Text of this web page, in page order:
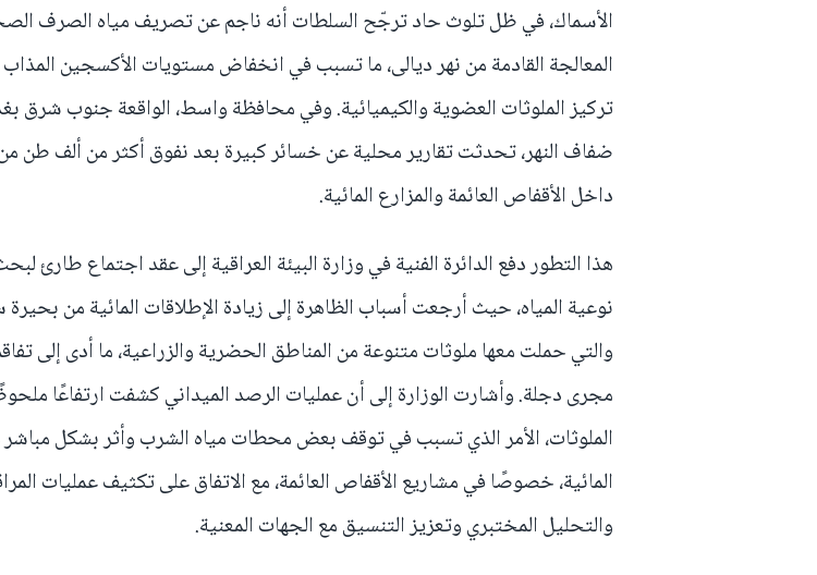
الأسماك، في ظل تلوث حاد ترجّح السلطات أنه ناجم عن تصريف مياه الصرف
المعالجة القادمة من نهر ديالى، ما تسبب في انخفاض مستويات الأكسجين المذاب
تركيز الملوثات العضوية والكيميائية. وفي محافظة واسط، الواقعة جنوب شرق
ضفاف النهر، تحدثت تقارير محلية عن خسائر كبيرة بعد نفوق أكثر من ألف طن
داخل الأقفاص العائمة والمزارع المائية.
هذا التطور دفع الدائرة الفنية في وزارة البيئة العراقية إلى عقد اجتماع طارئ
نوعية المياه، حيث أرجعت أسباب الظاهرة إلى زيادة الإطلاقات المائية من
والتي حملت معها ملوثات متنوعة من المناطق الحضرية والزراعية، ما أدى إلى
مجرى دجلة. وأشارت الوزارة إلى أن عمليات الرصد الميداني كشفت ارتفاعًا
الملوثات، الأمر الذي تسبب في توقف بعض محطات مياه الشرب وأثر بشكل مباشر
المائية، خصوصًا في مشاريع الأقفاص العائمة، مع الاتفاق على تكثيف عمليات
والتحليل المختبري وتعزيز التنسيق مع الجهات المعنية.